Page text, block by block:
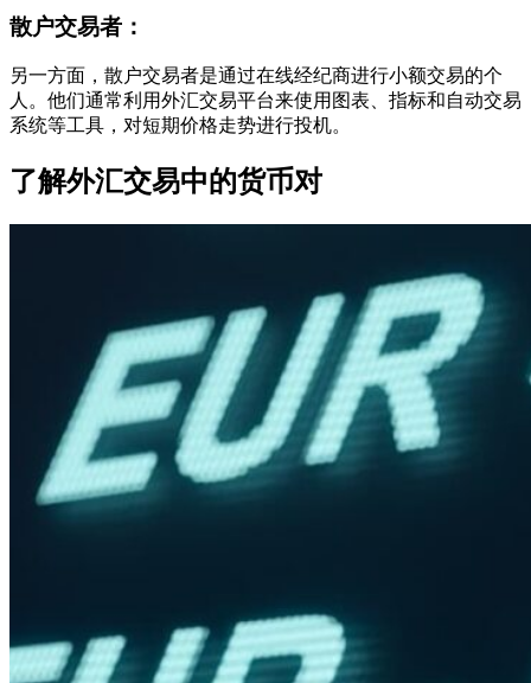
散户交易者：
另一方面，散户交易者是通过在线经纪商进行小额交易的个
人。他们通常利用外汇交易平台来使用图表、指标和自动交易
系统等工具，对短期价格走势进行投机。
了解外汇交易中的货币对